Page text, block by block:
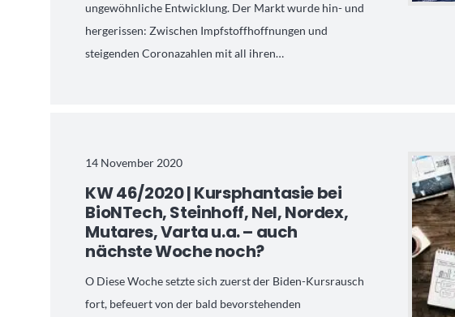
ungewöhnliche Entwicklung. Der Markt wurde hin- und
hergerissen: Zwischen Impfstoffhoffnungen und
steigenden Coronazahlen mit all ihren…
14 November 2020
KW 46/2020 | Kursphantasie bei
BioNTech, Steinhoff, Nel, Nordex,
Mutares, Varta u.a. – auch
nächste Woche noch?
O Diese Woche setzte sich zuerst der Biden-Kursrausch
fort, befeuert von der bald bevorstehenden